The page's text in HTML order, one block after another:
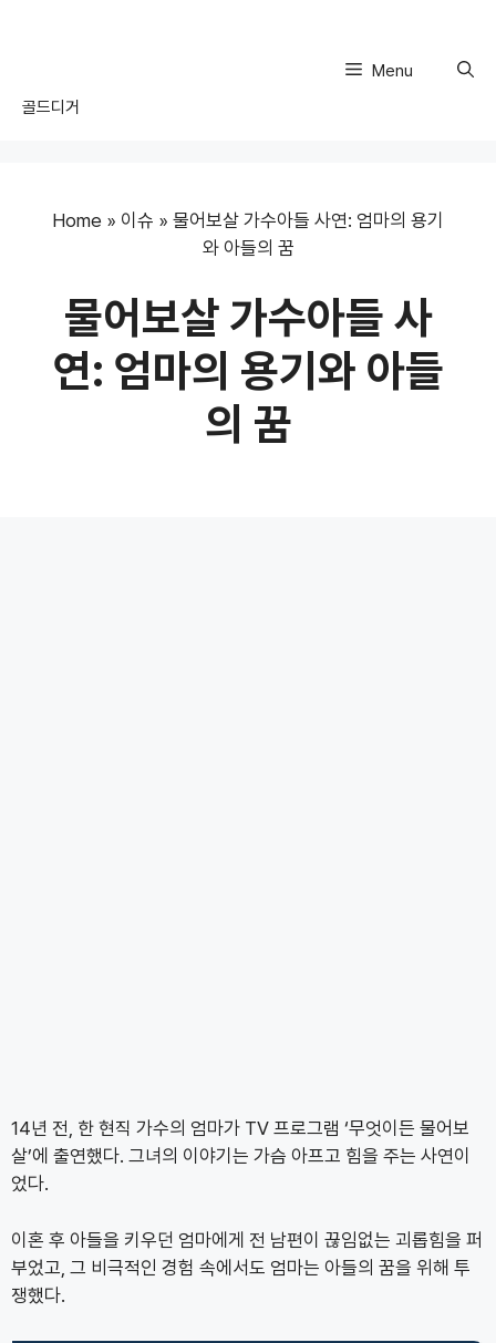
골드디거
Menu
Home » 이슈 » 물어보살 가수아들 사연: 엄마의 용기
와 아들의 꿈
물어보살 가수아들 사
연: 엄마의 용기와 아들
의 꿈
14년 전, 한 현직 가수의 엄마가 TV 프로그램 ‘무엇이든 물어보
살’에 출연했다. 그녀의 이야기는 가슴 아프고 힘을 주는 사연이
었다.
이혼 후 아들을 키우던 엄마에게 전 남편이 끊임없는 괴롭힘을 퍼
부었고, 그 비극적인 경험 속에서도 엄마는 아들의 꿈을 위해 투
쟁했다.